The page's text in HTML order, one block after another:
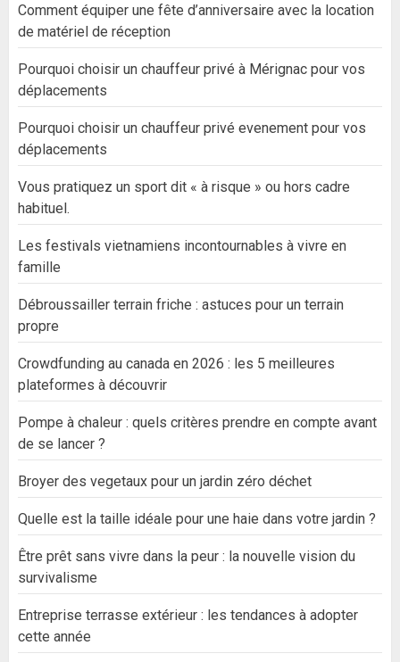
Comment équiper une fête d’anniversaire avec la location
de matériel de réception
Pourquoi choisir un chauffeur privé à Mérignac pour vos
déplacements
Pourquoi choisir un chauffeur privé evenement pour vos
déplacements
Vous pratiquez un sport dit « à risque » ou hors cadre
habituel.
Les festivals vietnamiens incontournables à vivre en
famille
Débroussailler terrain friche : astuces pour un terrain
propre
Crowdfunding au canada en 2026 : les 5 meilleures
plateformes à découvrir
Pompe à chaleur : quels critères prendre en compte avant
de se lancer ?
Broyer des vegetaux pour un jardin zéro déchet
Quelle est la taille idéale pour une haie dans votre jardin ?
Être prêt sans vivre dans la peur : la nouvelle vision du
survivalisme
Entreprise terrasse extérieur : les tendances à adopter
cette année